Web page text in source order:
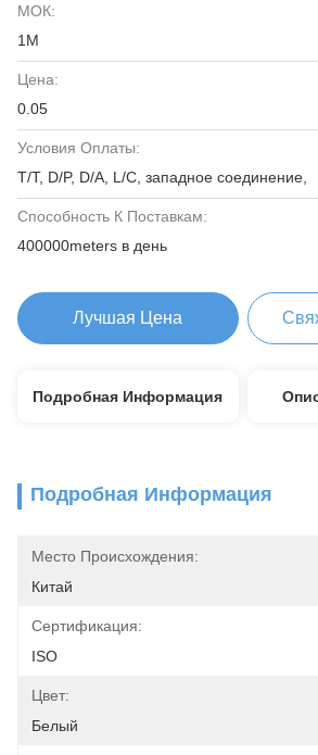
МОК:
1M
Цена:
0.05
Условия Оплаты:
T/T, D/P, D/A, L/C, западное соединение,
Способность К Поставкам:
400000meters в день
Лучшая Цена
Подробная Информация
Подробная Информация
Место Происхождения:
Китай
Сертификация:
ISO
Цвет:
Белый